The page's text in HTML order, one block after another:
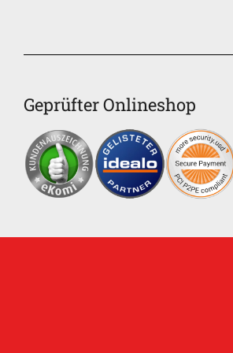
Geprüfter Onlineshop